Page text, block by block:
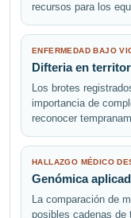
recursos para los
ENFERMEDAD BAJO
Difteria en
Los brotes
importancia de
reconocer
HALLAZGO MÉDICO
Genómica
La comparación de
posibles cadenas de